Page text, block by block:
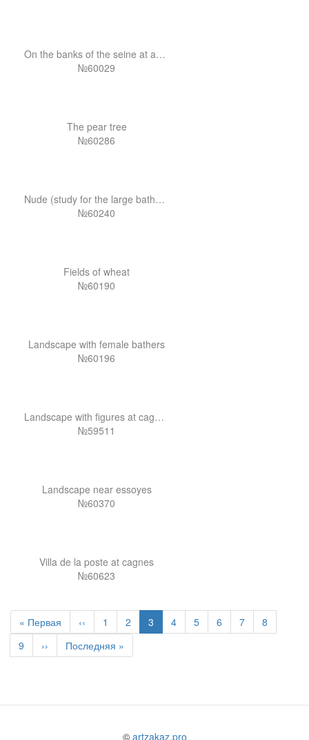
On the banks of the seine at agenteuil
№60029
The pear tree
№60286
Nude (study for the large bathers )
№60240
Fields of wheat
№60190
Landscape with female bathers
№60196
Landscape with figures at cagnes
№59511
Landscape near essoyes
№60370
Villa de la poste at cagnes
№60623
Первая
страница
« Первая
Предыдущая
страница
‹‹ Page
1 Page
2
Текущая
страница
3 Page
4 Page
5 Page
6 Page
7 Page
8
Page
9
Следующая
страница
››
Последняя
страница
Последняя »
© artzakaz.pro